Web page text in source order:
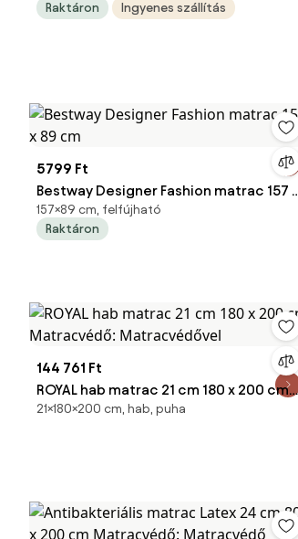
Raktáron
Ingyenes szállítás
5799 Ft
Bestway Designer Fashion matrac 157 x
89 cm
157×89 cm, felfújható
Raktáron
144 761 Ft
ROYAL hab matrac 21 cm 180 x 200 cm
Matracvédő: Matracvédővel
21×180×200 cm, hab, puha